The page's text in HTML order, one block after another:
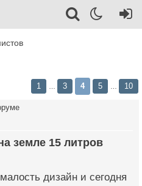
1 3 4 5 10
дизайн и сегодня